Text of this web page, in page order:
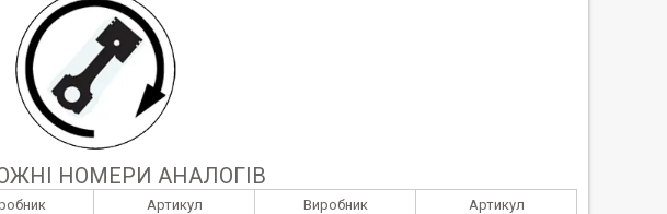
НОМЕРИ АНАЛОГІВ
Артикул Виробник
Артикул